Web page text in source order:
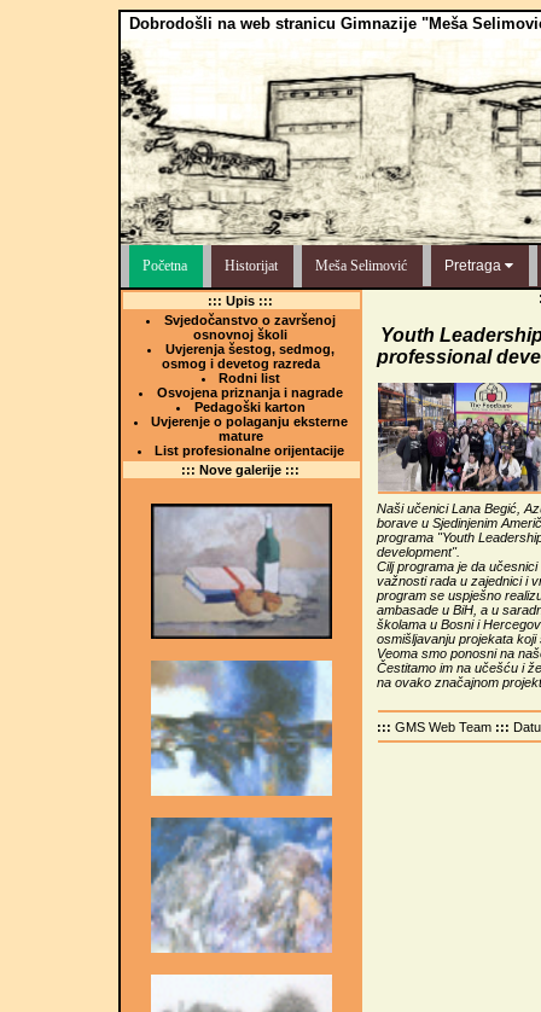
Dobrodošli na web stranicu Gimnazije "Meša
Početna Historijat Meša Selimović Pretraga
::: Upis :::
Svjedočanstvo o završenoj
osnovnoj školi
Uvjerenja šestog, sedmog,
osmog i devetog razreda
Rodni list
Osvojena priznanja i nagrade
Pedagoški karton
Uvjerenje o polaganju eksterne
mature
List profesionalne orijentacije
::: Nove galerije :::
Youth
professional
Naši učenici Lana Begić,
borave u Sjedinjenim
programa "Youth
development".
Cilj programa je da
važnosti rada u zajednici i
program se uspješno
ambasade u BiH, a u
školama u Bosni i
osmišljavanju projekata
Veoma smo ponosni na
Čestitamo im na učešću i
na ovako značajnom
:::GMS Web Team :::